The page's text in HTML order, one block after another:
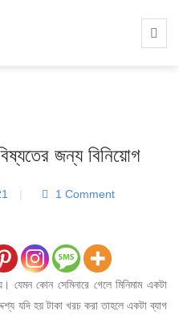
জন্য বিনিয়োগ
| 1 Comment
কোন সেমিনারে গেলে মিনিমাম একটা
যদি হয় টাকা খরচ করা তাহলে একটা ব্যাগ